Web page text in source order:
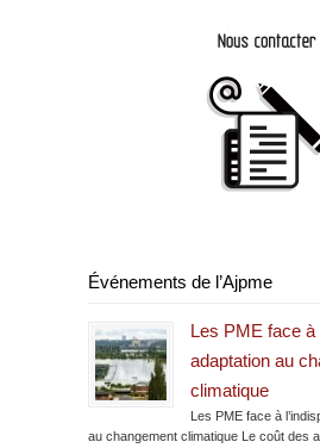
Événements de l’Ajpme
Les PME face à
adaptation au
climatique
Les PME face à
au changement climatique Le coût des